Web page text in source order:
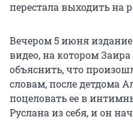
перестала выходить на
Вечером 5 июня
видео, на котором Заира
объяснить, что
словам, после детдома
поцеловать ее в
Руслана из себя, и он